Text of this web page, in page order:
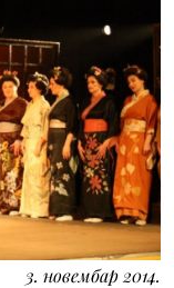
3. новембар 2014.